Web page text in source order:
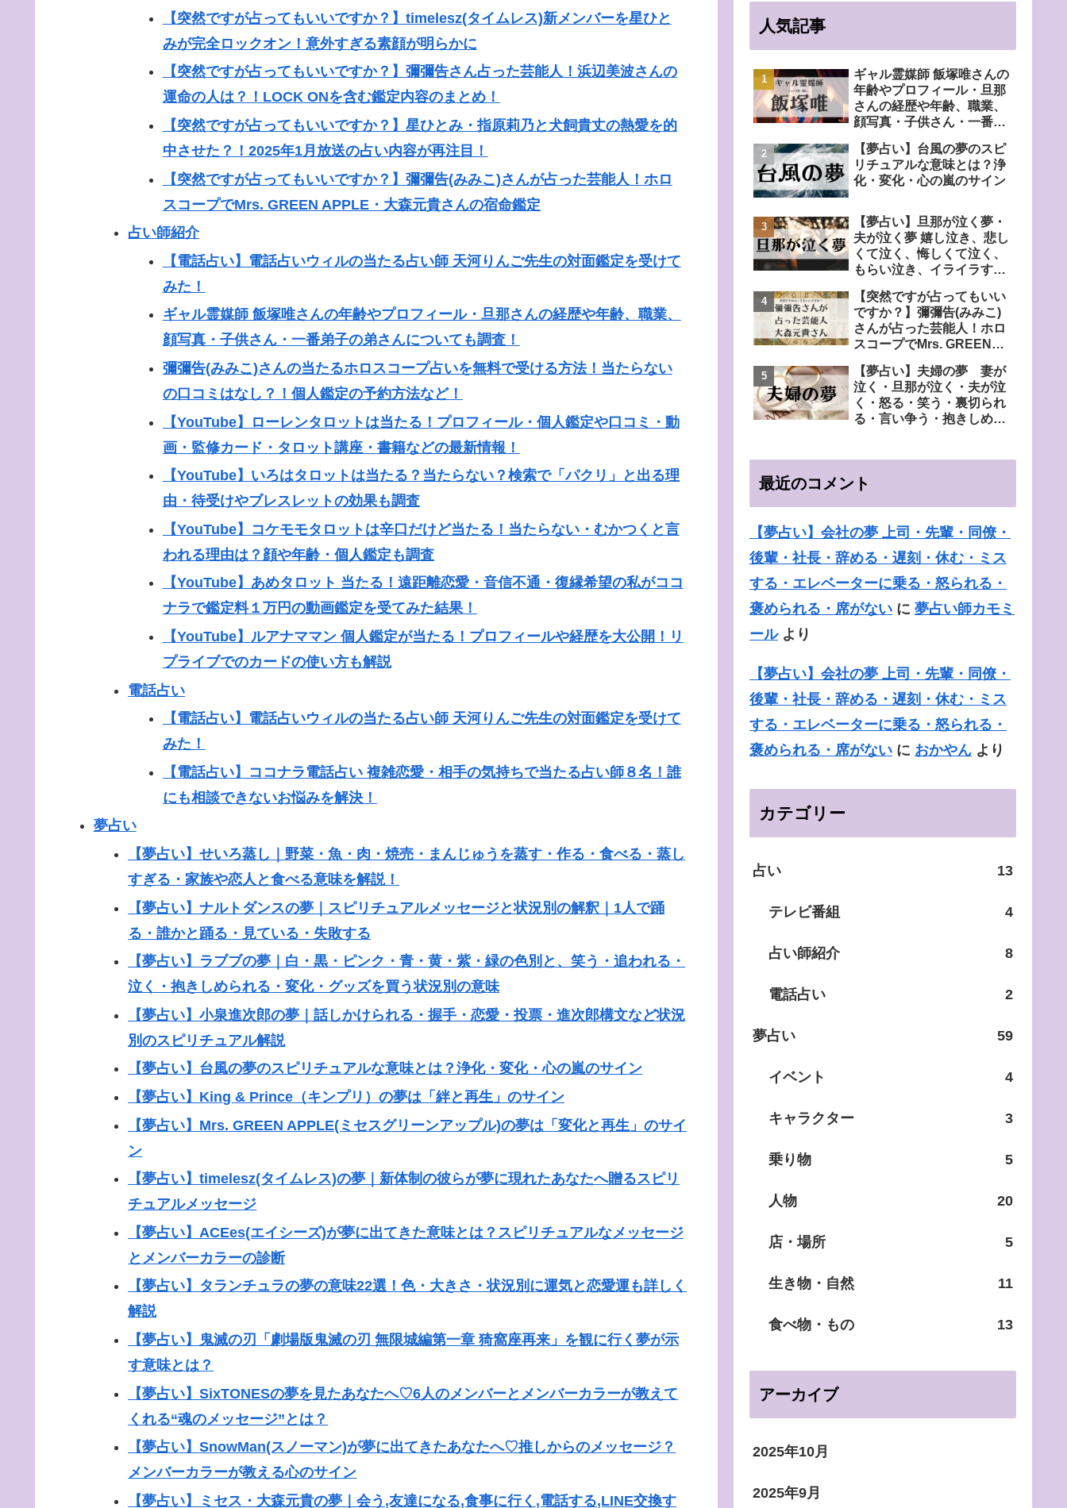
【突然ですが占ってもいいですか？】timelesz(タイムレス)新メンバーを星ひと
みが完全ロックオン！意外すぎる素顔が明らかに
【突然ですが占ってもいいですか？】彌彌告さん占った芸能人！浜辺美波さんの
運命の人は？！LOCK ONを含む鑑定内容のまとめ！
【突然ですが占ってもいいですか？】星ひとみ・指原莉乃と犬飼貴丈の熱愛を的
中させた？！2025年1月放送の占い内容が再注目！
【突然ですが占ってもいいですか？】彌彌告(みみこ)さんが占った芸能人！ホロ
スコープでMrs. GREEN APPLE・大森元貴さんの宿命鑑定
占い師紹介
【電話占い】電話占いウィルの当たる占い師 天河りんご先生の対面鑑定を受けて
みた！
ギャル霊媒師 飯塚唯さんの年齢やプロフィール・旦那さんの経歴や年齢、職業、
顔写真・子供さん・一番弟子の弟さんについても調査！
彌彌告(みみこ)さんの当たるホロスコープ占いを無料で受ける方法！当たらない
の口コミはなし？！個人鑑定の予約方法など！
【YouTube】ローレンタロットは当たる！プロフィール・個人鑑定や口コミ・動
画・監修カード・タロット講座・書籍などの最新情報！
【YouTube】いろはタロットは当たる？当たらない？検索で「パクリ」と出る理
由・待受けやブレスレットの効果も調査
【YouTube】コケモモタロットは辛口だけど当たる！当たらない・むかつくと言
われる理由は？顔や年齢・個人鑑定も調査
【YouTube】あめタロット 当たる！遠距離恋愛・音信不通・復縁希望の私がココ
ナラで鑑定料１万円の動画鑑定を受てみた結果！
【YouTube】ルアナママン 個人鑑定が当たる！プロフィールや経歴を大公開！リ
プライブでのカードの使い方も解説
電話占い
【電話占い】電話占いウィルの当たる占い師 天河りんご先生の対面鑑定を受けて
みた！
【電話占い】ココナラ電話占い 複雑恋愛・相手の気持ちで当たる占い師８名！誰
にも相談できないお悩みを解決！
夢占い
【夢占い】せいろ蒸し｜野菜・魚・肉・焼売・まんじゅうを蒸す・作る・食べる・蒸し
すぎる・家族や恋人と食べる意味を解説！
【夢占い】ナルトダンスの夢｜スピリチュアルメッセージと状況別の解釈｜1人で踊
る・誰かと踊る・見ている・失敗する
【夢占い】ラブブの夢｜白・黒・ピンク・青・黄・紫・緑の色別と、笑う・追われる・
泣く・抱きしめられる・変化・グッズを買う状況別の意味
【夢占い】小泉進次郎の夢｜話しかけられる・握手・恋愛・投票・進次郎構文など状況
別のスピリチュアル解説
【夢占い】台風の夢のスピリチュアルな意味とは？浄化・変化・心の嵐のサイン
【夢占い】King & Prince（キンプリ）の夢は「絆と再生」のサイン
【夢占い】Mrs. GREEN APPLE(ミセスグリーンアップル)の夢は「変化と再生」のサイ
ン
【夢占い】timelesz(タイムレス)の夢｜新体制の彼らが夢に現れたあなたへ贈るスピリ
チュアルメッセージ
【夢占い】ACEes(エイシーズ)が夢に出てきた意味とは？スピリチュアルなメッセージ
とメンバーカラーの診断
【夢占い】タランチュラの夢の意味22選！色・大きさ・状況別に運気と恋愛運も詳しく
解説
【夢占い】鬼滅の刃「劇場版鬼滅の刃 無限城編第一章 猗窩座再来」を観に行く夢が示
す意味とは？
【夢占い】SixTONESの夢を見たあなたへ♡6人のメンバーとメンバーカラーが教えて
くれる“魂のメッセージ”とは？
【夢占い】SnowMan(スノーマン)が夢に出てきたあなたへ♡推しからのメッセージ？
メンバーカラーが教える心のサイン
【夢占い】ミセス・大森元貴の夢｜会う,友達になる,食事に行く,電話する,LINE交換す
人気記事
ギャル霊媒師 飯塚唯さんの
年齢やプロフィール・旦那
さんの経歴や年齢、職業、
顔写真・子供さん・一番弟
査！
【夢占い】台風の夢のスピ
リチュアルな意味とは？浄
化・変化・心の嵐のサイン
【夢占い】旦那が泣く夢・
夫が泣く夢 嬉し泣き、悲し
くて泣く、悔しくて泣く、
もらい泣き、イライラす
など
【突然ですが占ってもいい
ですか？】彌彌告(みみこ)
さんが占った芸能人！ホロ
スコープでMrs. GREEN
命鑑定
【夢占い】夫婦の夢 妻が
泣く・旦那が泣く・夫が泣
く・怒る・笑う・裏切られ
る・言い争う・抱きしめ合
最近のコメント
【夢占い】会社の夢 上司・先輩・同僚・
後輩・社長・辞める・遅刻・休む・ミス
する・エレベーターに乗る・怒られる・
褒められる・席がない に 夢占い師カモミ
ールより
【夢占い】会社の夢 上司・先輩・同僚・
後輩・社長・辞める・遅刻・休む・ミス
する・エレベーターに乗る・怒られる・
褒められる・席がない に おかやん より
カテゴリー
占い 13
テレビ番組 4
占い師紹介 8
電話占い 2
夢占い 59
イベント 4
キャラクター 3
乗り物 5
人物 20
店・場所 5
生き物・自然 11
食べ物・もの 13
アーカイブ
2025年10月
2025年9月